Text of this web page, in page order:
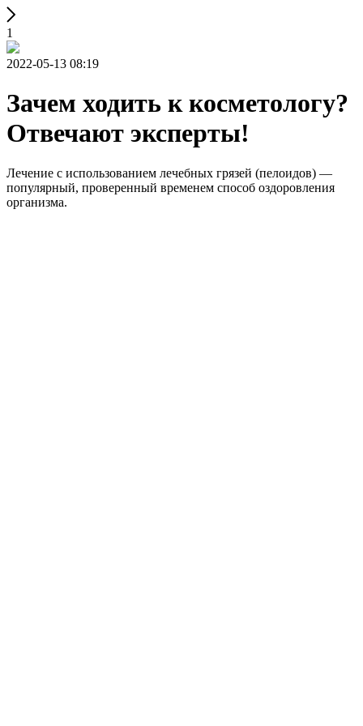
1
2022-05-13 08:19
Зачем ходить к косметологу?
Отвечают эксперты!
Лечение с использованием лечебных грязей (пелоидов) —
популярный, проверенный временем способ оздоровления
организма.